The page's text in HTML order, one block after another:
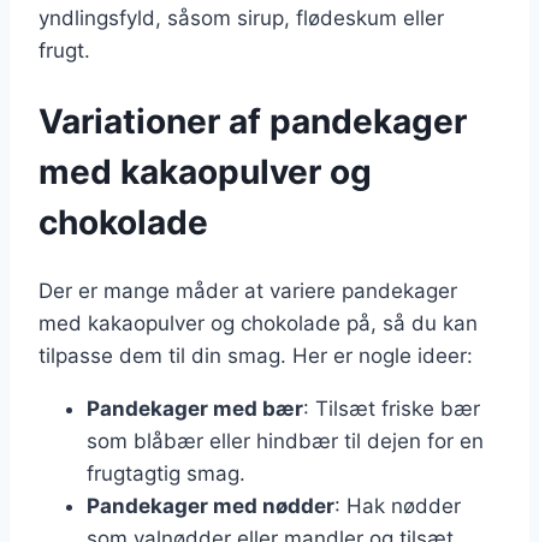
yndlingsfyld, såsom sirup, flødeskum eller
frugt.
Variationer af pandekager
med kakaopulver og
chokolade
Der er mange måder at variere pandekager
med kakaopulver og chokolade på, så du kan
tilpasse dem til din smag. Her er nogle ideer:
Pandekager med bær: Tilsæt friske bær
som blåbær eller hindbær til dejen for en
frugtagtig smag.
Pandekager med nødder: Hak nødder